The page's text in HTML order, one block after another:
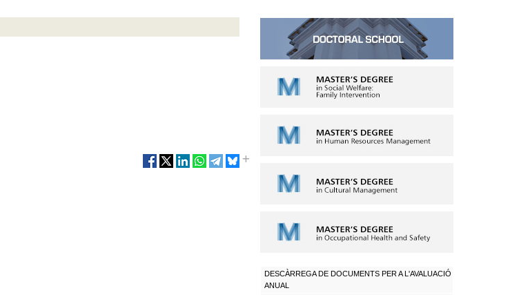
DESCÀRREGA DE DOCUMENTS PER A L'AVALUACIÓ
ANUAL